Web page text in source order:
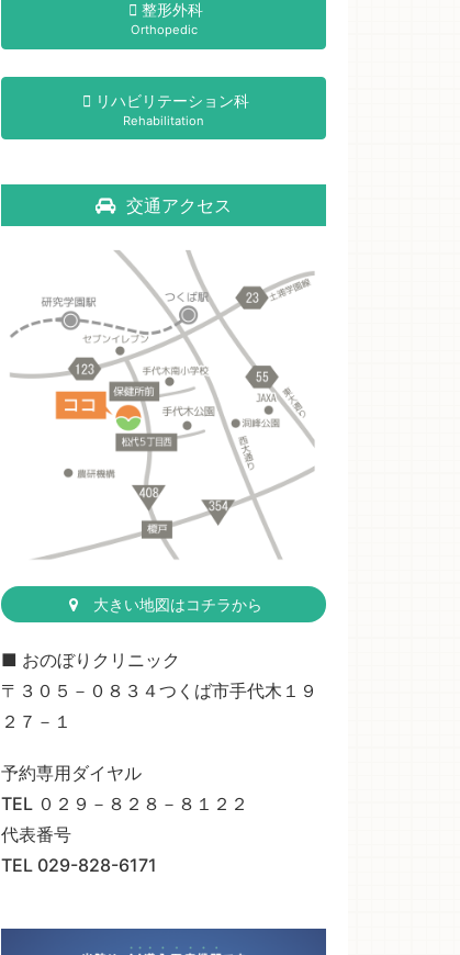
整形外科
Orthopedic
リハビリテーション科
Rehabilitation
交通アクセス
大きい地図はコチラから
■ おのぼりクリニック
〒３０５－０８３４つくば市手代木１９
２７－１
予約専用ダイヤル
TEL ０２９－８２８－８１２２
代表番号
TEL 029-828-6171